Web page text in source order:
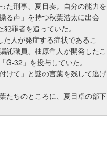
た刑事、夏目奏。自分の能力を
る声」を持つ秋葉浩太に出会
罪者を追っていた。
人が発症する症状であるこ
託職員、柚原隼人が開発したこ
32」を投与していた。
けて」と謎の言葉を残して逃げ
たちのところに、夏目卓の部下